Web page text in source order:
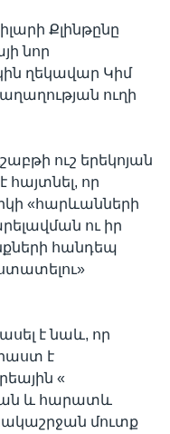
Քլինթընը
նոր
ղեկավար Կիմ
ուղի
ուշ երեկոյան
հայտնել, որ
«հարևանների
ու իր
հանդեպ
է նաև, որ
է
«
և հարատև
մուտք